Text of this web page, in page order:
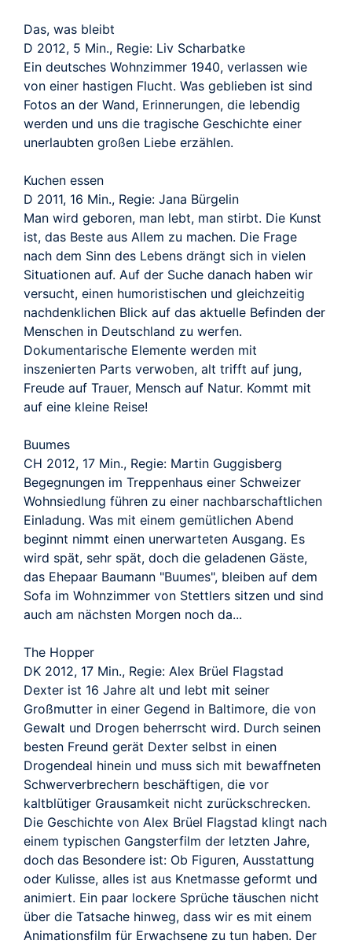
Das, was bleibt
D 2012, 5 Min., Regie: Liv Scharbatke
Ein deutsches Wohnzimmer 1940, verlassen wie
von einer hastigen Flucht. Was geblieben ist sind
Fotos an der Wand, Erinnerungen, die lebendig
werden und uns die tragische Geschichte einer
unerlaubten großen Liebe erzählen.
Kuchen essen
D 2011, 16 Min., Regie: Jana Bürgelin
Man wird geboren, man lebt, man stirbt. Die Kunst
ist, das Beste aus Allem zu machen. Die Frage
nach dem Sinn des Lebens drängt sich in vielen
Situationen auf. Auf der Suche danach haben wir
versucht, einen humoristischen und gleichzeitig
nachdenklichen Blick auf das aktuelle Befinden der
Menschen in Deutschland zu werfen.
Dokumentarische Elemente werden mit
inszenierten Parts verwoben, alt trifft auf jung,
Freude auf Trauer, Mensch auf Natur. Kommt mit
auf eine kleine Reise!
Buumes
CH 2012, 17 Min., Regie: Martin Guggisberg
Begegnungen im Treppenhaus einer Schweizer
Wohnsiedlung führen zu einer nachbarschaftlichen
Einladung. Was mit einem gemütlichen Abend
beginnt nimmt einen unerwarteten Ausgang. Es
wird spät, sehr spät, doch die geladenen Gäste,
das Ehepaar Baumann "Buumes", bleiben auf dem
Sofa im Wohnzimmer von Stettlers sitzen und sind
auch am nächsten Morgen noch da...
The Hopper
DK 2012, 17 Min., Regie: Alex Brüel Flagstad
Dexter ist 16 Jahre alt und lebt mit seiner
Großmutter in einer Gegend in Baltimore, die von
Gewalt und Drogen beherrscht wird. Durch seinen
besten Freund gerät Dexter selbst in einen
Drogendeal hinein und muss sich mit bewaffneten
Schwerverbrechern beschäftigen, die vor
kaltblütiger Grausamkeit nicht zurückschrecken.
Die Geschichte von Alex Brüel Flagstad klingt nach
einem typischen Gangsterfilm der letzten Jahre,
doch das Besondere ist: Ob Figuren, Ausstattung
oder Kulisse, alles ist aus Knetmasse geformt und
animiert. Ein paar lockere Sprüche täuschen nicht
über die Tatsache hinweg, dass wir es mit einem
Animationsfilm für Erwachsene zu tun haben. Der